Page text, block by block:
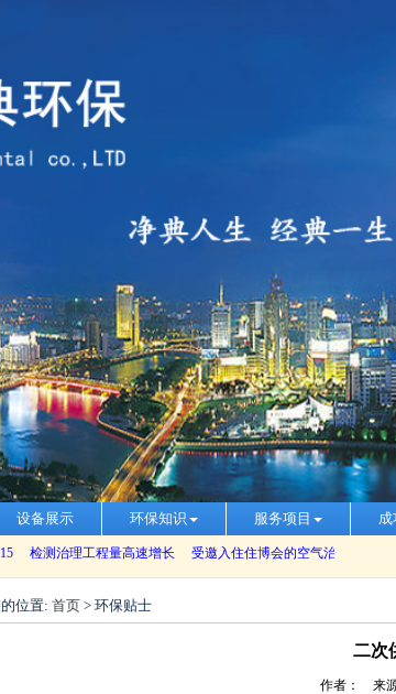
设备展示 环保知识 服务项目 成
位置: 首页> 环保贴士
二次
作者： 来